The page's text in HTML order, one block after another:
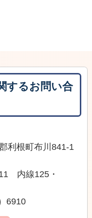
するお問い合
利根町布川841-1
内線125・
6910